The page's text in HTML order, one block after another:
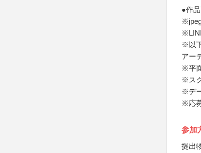
●作
※以
アー
※平
※ス
※デ
※応
参加
提出